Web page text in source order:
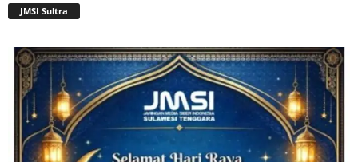
JMSI Sultra